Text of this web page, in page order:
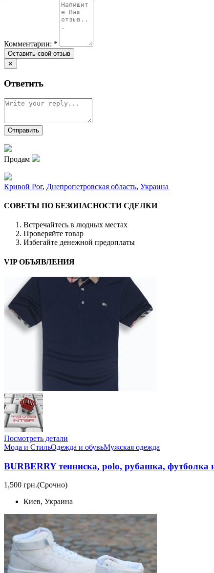
Комментарии: *
✕
Ответить
Продам
Кривой Рог, Днепропетровская область, Украина
СОВЕТЫ ПО БЕЗОПАСНОСТИ СДЕЛКИ
Встречайтесь в людных местах
Проверяйте товар
Избегайте денежной предоплаты
VIP ОБЪЯВЛЕНИЯ
Посмотреть детали
Мода и СтильОдежда и обувьМужская одежда
BURBERRY тенниска, polo, рубашка, футболка
1,500 грн.(Срочно)
Киев, Украина